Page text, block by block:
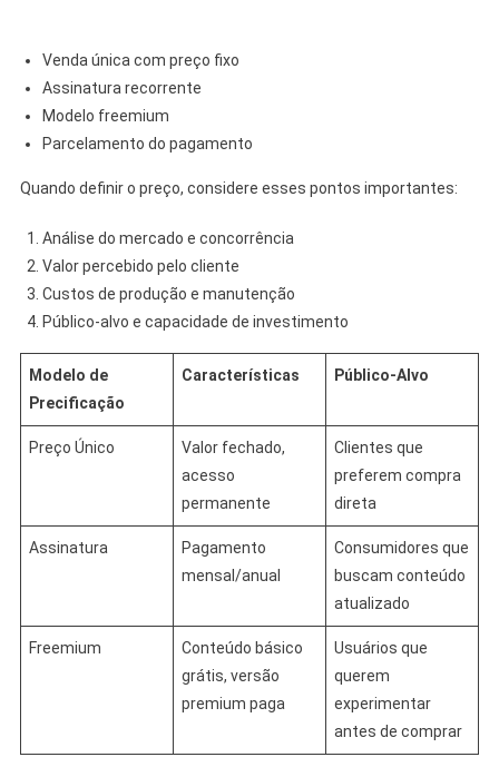
Venda única com preço fixo
Assinatura recorrente
Modelo freemium
Parcelamento do pagamento
Quando definir o preço, considere esses pontos importantes:
Análise do mercado e concorrência
Valor percebido pelo cliente
Custos de produção e manutenção
Público-alvo e capacidade de investimento
Modelo de
Precificação
Características Público-Alvo
Preço Único
Valor fechado,
acesso
permanente
Clientes que
preferem compra
direta
Assinatura
Pagamento
mensal/anual
Consumidores que
buscam conteúdo
atualizado
Freemium
Conteúdo básico
grátis, versão
premium paga
Usuários que
querem
experimentar
antes de comprar